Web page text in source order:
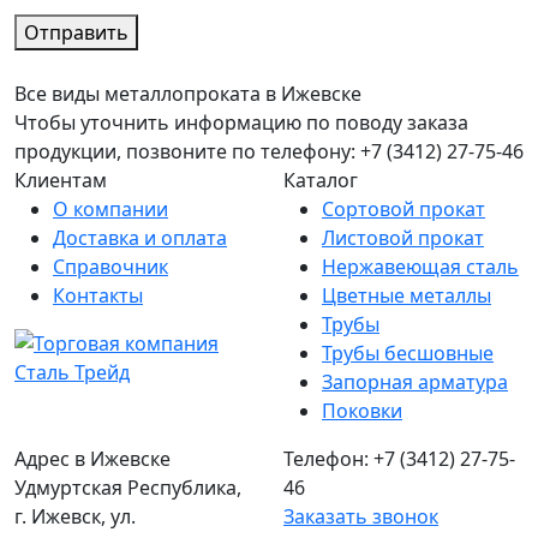
Отправить
Все виды металлопроката в Ижевске
Чтобы уточнить информацию по поводу заказа
продукции, позвоните по телефону: +7 (3412) 27-75-46
Клиентам
О компании
Доставка и оплата
Справочник
Контакты
Каталог
Сортовой прокат
Листовой прокат
Нержавеющая сталь
Цветные металлы
Трубы
Трубы бесшовные
Запорная арматура
Поковки
Адрес в Ижевске
Удмуртская Республика,
г. Ижевск, ул.
Телефон: +7 (3412) 27-75-
46
Заказать звонок